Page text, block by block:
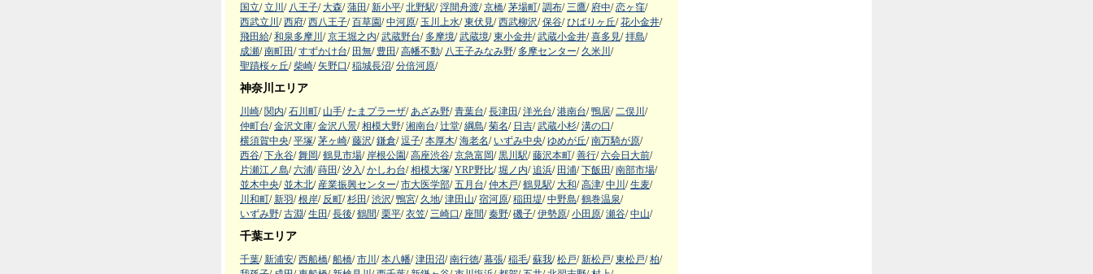
国立/ 立川 / 八王子/ 大森/ 蒲田/ 新小平/ 北野駅/ 浮間舟渡/ 京橋/ 茅場町/ 調布/ 三鷹/ 府中/ 恋ヶ窪/
西武立川 / 西府/ 西八王子/ 百草園/ 中河原/ 玉川上水/ 東伏見/ 西武柳沢/ 保谷/ ひばりヶ丘/ 花小金井/
飛田給/ 和泉多摩川 / 京王堀之内/ 武蔵野台/ 多摩境/ 武蔵境/ 東小金井/ 武蔵小金井/ 喜多見/ 拝島/
成瀬/ 南町田/ すずかけ台/ 田無/ 豊田/ 高幡不動/ 八王子みなみ野/ 多摩センター/ 久米川 /
聖蹟桜ヶ丘/ 柴崎/ 矢野口/ 稲城長沼/ 分倍河原/
神奈川エリア
川崎/ 関内/ 石川町/ 山手/ たまプラーザ/ あざみ野/ 青葉台/ 長津田/ 洋光台/ 港南台/ 鴨居/ 二俣川 /
仲町台/ 金沢文庫/ 金沢八景/ 相模大野/ 湘南台/ 辻堂/ 綱島/ 菊名/ 日吉/ 武蔵小杉/ 溝の口/
横須賀中央/ 平塚/ 茅ヶ崎/ 藤沢/ 鎌倉/ 逗子/ 本厚木/ 海老名/ いずみ中央/ ゆめが丘/ 南万騎が原/
西谷/ 下永谷/ 舞岡/ 鶴見市場/ 岸根公園/ 高座渋谷/ 京急富岡/ 黒川駅/ 藤沢本町/ 善行/ 六会日大前/
片瀬江ノ島/ 六浦/ 蒔田/ 汐入/ かしわ台/ 相模大塚/ YRP野比/ 堀ノ内/ 追浜/ 田浦/ 下飯田/ 南部市場/
並木中央/ 並木北/ 産業振興センター/ 市大医学部/ 五月台/ 仲木戸/ 鶴見駅/ 大和/ 高津/ 中川 / 生麦/
川和町/ 新羽/ 根岸/ 反町/ 杉田/ 渋沢/ 鴨宮/ 久地/ 津田山/ 宿河原/ 稲田堤/ 中野島/ 鶴巻温泉/
いずみ野/ 古淵/ 生田/ 長後/ 鶴間/ 栗平/ 衣笠/ 三崎口/ 座間/ 秦野/ 磯子/ 伊勢原/ 小田原/ 瀬谷/ 中山/
千葉エリア
千葉/ 新浦安/ 西船橋/ 船橋/ 市川 / 本八幡/ 津田沼/ 南行徳/ 幕張/ 稲毛/ 蘇我/ 松戸/ 新松戸/ 東松戸/ 柏/